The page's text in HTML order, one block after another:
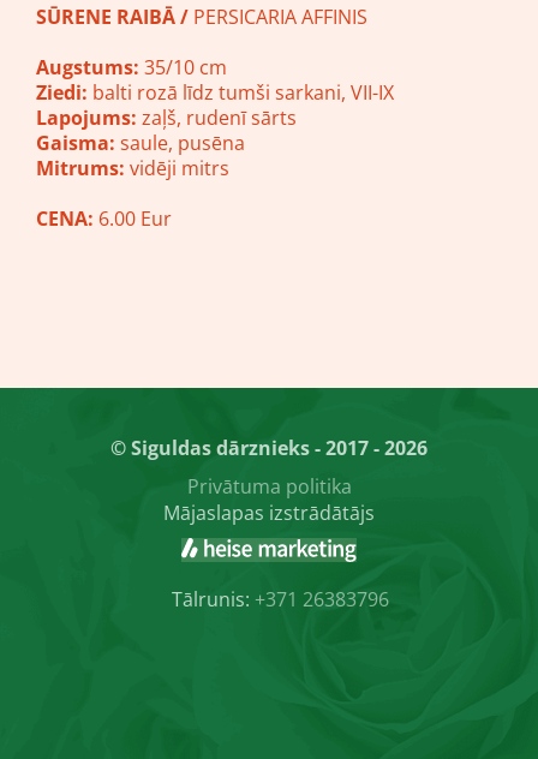
SŪRENE RAIBĀ / PERSICARIA AFFINIS
Augstums: 35/10 cm
Ziedi: balti rozā līdz tumši sarkani, VII-IX
Lapojums: zaļš, rudenī sārts
Gaisma: saule, pusēna
Mitrums: vidēji mitrs
CENA: 6.00 Eur
© Siguldas dārznieks - 2017 - 2026
Privātuma politika
Mājaslapas izstrādātājs
Tālrunis: +371 26383796